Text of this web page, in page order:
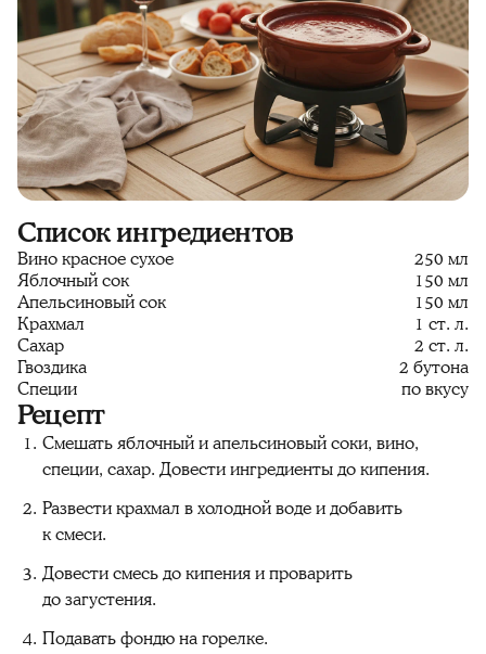
Список ингредиентов
Вино красное сухое
250 мл
Яблочный сок
150 мл
Апельсиновый сок
150 мл
Крахмал
1 ст. л.
Сахар
2 ст. л.
Гвоздика
2 бутона
Специи
по вкусу
Рецепт
Смешать яблочный и апельсиновый соки, вино,
специи, сахар. Довести ингредиенты до кипения.
Развести крахмал в холодной воде и добавить
к смеси.
Довести смесь до кипения и проварить
до загустения.
Подавать фондю на горелке.